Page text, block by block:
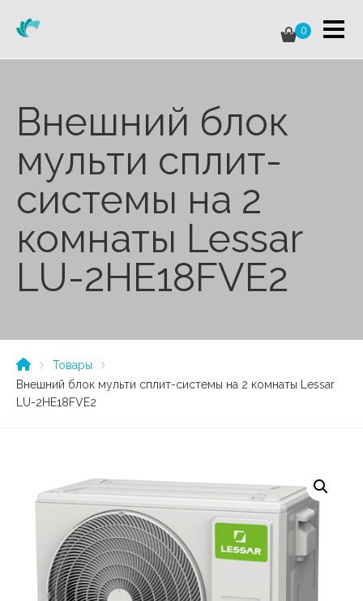
0
Внешний блок
мульти сплит-
системы на 2
комнаты Lessar
LU-2HE18FVE2
Товары
Внешний блок мульти сплит-системы на 2 комнаты Lessar
LU-2HE18FVE2